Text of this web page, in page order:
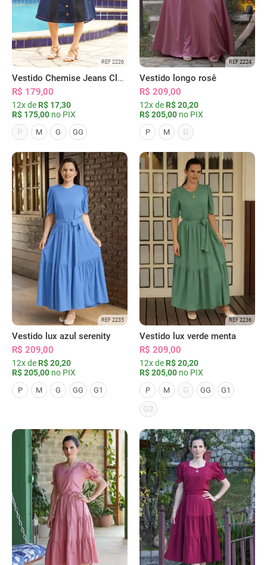
REF 2226
Vestido Chemise Jeans Clássica Serena
R$ 179,00
12x de R$ 17,30
R$ 175,00 no PIX
P
M G GG
REF 2224
Vestido longo rosê
R$ 209,00
12x de R$ 20,20
R$ 205,00 no PIX
P M G
REF 2235
Vestido lux azul serenity
R$ 209,00
12x de R$ 20,20
R$ 205,00 no PIX
P M G GG G1
REF 2236
Vestido lux verde menta
R$ 209,00
12x de R$ 20,20
R$ 205,00 no PIX
P M G GG G1
G2